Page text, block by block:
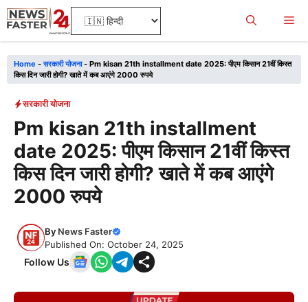
Skip
to
Home -सरकारी योजना- Pm kisan 21th installment date 2025: पीएम किसान 21वीं किस्त
किस दिन जारी होगी? खाते में कब आएंगे 2000 रुपये
सरकारी योजना
Pm kisan 21th installment
date 2025: पीएम किसान 21वीं किस्त
किस दिन जारी होगी? खाते में कब आएंगे
2000 रुपये
By News Faster
Published On: October 24, 2025
Follow Us